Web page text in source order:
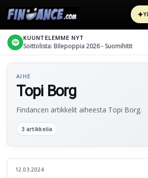
✦
KUUNTELEMME NYT
Soittolista: Bilepoppia 2026 - Suomihitit
AIHE
Topi Borg
Findancen artikkelit aiheesta Topi Borg.
3 artikkelia
12.03.2024